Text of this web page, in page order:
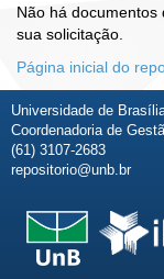
Não há
sua solicitação.
Página inicial do
Universidade de
Coordenadoria de
(61) 3107-2683
repositorio@unb.br